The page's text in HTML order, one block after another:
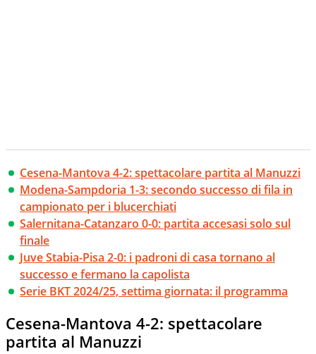
Cesena-Mantova 4-2: spettacolare partita al Manuzzi
Modena-Sampdoria 1-3: secondo successo di fila in
campionato per i blucerchiati
Salernitana-Catanzaro 0-0: partita accesasi solo sul
finale
Juve Stabia-Pisa 2-0: i padroni di casa tornano al
successo e fermano la capolista
Serie BKT 2024/25, settima giornata: il programma
Cesena-Mantova 4-2: spettacolare
partita al Manuzzi